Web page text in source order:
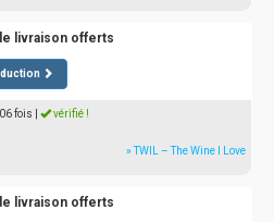
livraison offerts
fois vérifié !
» TWIL – The Wine I Love
livraison offerts